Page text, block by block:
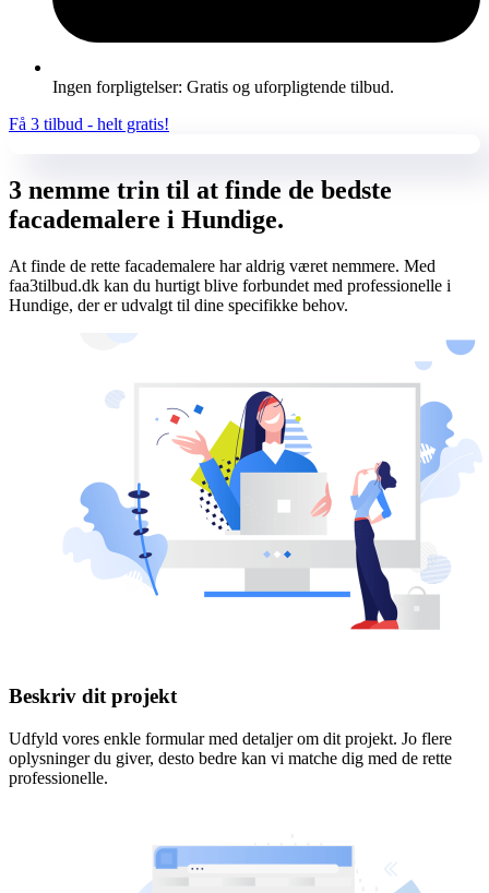
Ingen forpligtelser: Gratis og uforpligtende tilbud.
Få 3 tilbud - helt gratis!
3 nemme trin til at finde de bedste
facademalere i Hundige.
At finde de rette facademalere har aldrig været nemmere. Med
faa3tilbud.dk kan du hurtigt blive forbundet med professionelle i
Hundige, der er udvalgt til dine specifikke behov.
Beskriv dit projekt
Udfyld vores enkle formular med detaljer om dit projekt. Jo flere
oplysninger du giver, desto bedre kan vi matche dig med de rette
professionelle.